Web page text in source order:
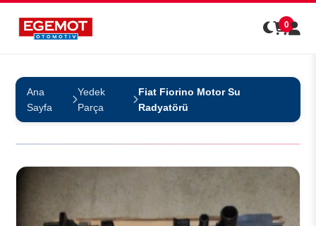
0
Ana
Sayfa
Yedek
Parça
Fiat Fiorino Motor Su
Radyatörü